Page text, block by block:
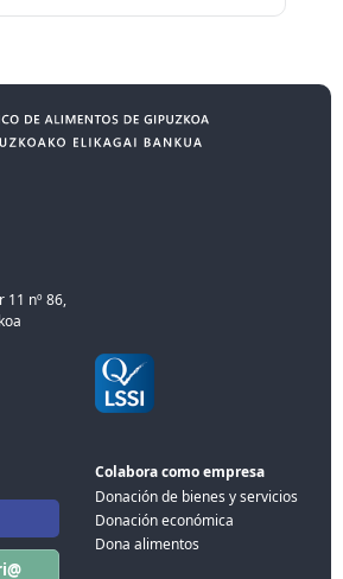
11 nº 86,
Colabora como empresa
Donación de bienes y servicios
Donación económica
Dona alimentos